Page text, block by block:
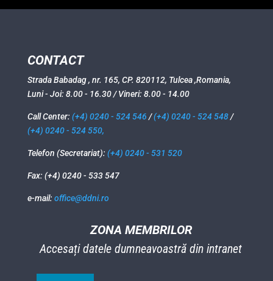
CONTACT
Strada Babadag , nr. 165, CP. 820112, Tulcea ,Romania,
Luni - Joi: 8.00 - 16.30 / Vineri: 8.00 - 14.00
Call Center: (+4) 0240 - 524 546 /(+4) 0240 - 524 548/
(+4) 0240 - 524 550,
Telefon (Secretariat): (+4) 0240 - 531 520
Fax: (+4) 0240 - 533 547
e-mail: office@ddni.ro
ZONA MEMBRILOR
Accesați datele dumneavoastră din intranet